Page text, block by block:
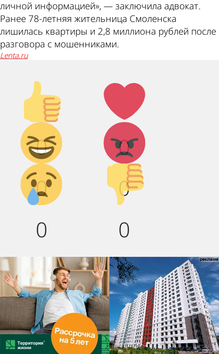
личной информацией», — заключила адвокат.
Ранее 78-летняя жительница Смоленска
лишилась квартиры и 2,8 миллиона рублей после
разговора с мошенниками.
lenta.ru
Палец
вверх!
0
Лайк!
0
Дикий
смех!
0
Агрессия!
0
Грусть :(
0
Палец
вниз!
0